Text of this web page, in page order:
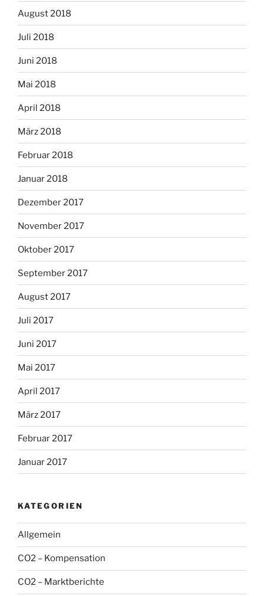
August 2018
Juli 2018
Juni 2018
Mai 2018
April 2018
März 2018
Februar 2018
Januar 2018
Dezember 2017
November 2017
Oktober 2017
September 2017
August 2017
Juli 2017
Juni 2017
Mai 2017
April 2017
März 2017
Februar 2017
Januar 2017
KATEGORIEN
Allgemein
CO2 – Kompensation
CO2 – Marktberichte